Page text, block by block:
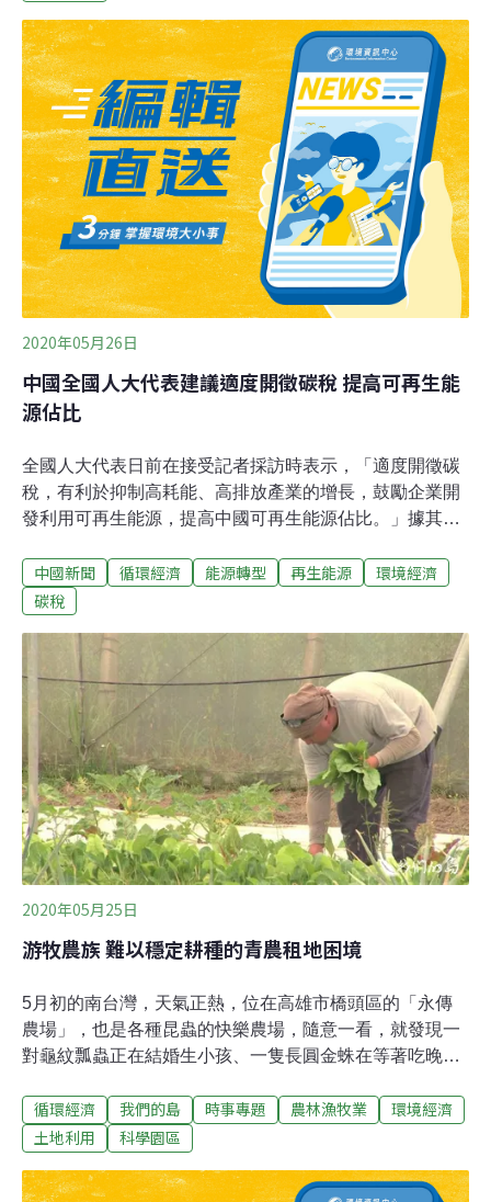
根之後，已經逐漸蔓延全台；而牠的寄主範圍，超過350
種作物。不過呼籲農民不要亂噴藥，並且加強巡查，若在
田裡發現，就趕緊通報，並進行防治。
2020年05月26日
中國全國人大代表建議適度開徵碳稅 提高可再生能
源佔比
全國人大代表日前在接受記者採訪時表示，「適度開徵碳
稅，有利於抑制高耗能、高排放產業的增長，鼓勵企業開
發利用可再生能源，提高中國可再生能源佔比。」據其表
兆台幣），為全球再生能最大投資國，可再生能源裝機規
模也持續擴大，中國風電、太陽能發電裝機均突破2億千
污染物排放和二氧化碳排放強度過大，在這樣的背景下，
建議適度開徵碳稅，提高可再生能源佔比。碳稅採用公平
義務原則，不論排放多少，都必須徵收，是以減少二氧化
碳排放為目的，是對化石燃料按照其碳含量或碳排放量徵
收的一種稅，通過稅收槓桿的調節可以進一步加快降低化
石能源消費比例。目前，全球已經有30多個國家開徵了碳
稅。
中國新聞 循環經濟 能源轉型 再生能源
環境經濟
碳稅
2020年05月25日
游牧農族 難以穩定耕種的青農租地困境
5月初的南台灣，天氣正熱，位在高雄市橋頭區的「永傳
農場」，也是各種昆蟲的快樂農場，隨意一看，就發現一
對龜紋瓢蟲正在結婚生小孩、一隻長圓金蛛在等著吃晚
——林曉佑。他向記者解釋，「我的田區位於中崎有機農
業專區，面積四分，分成兩區，一區是以短期葉菜跟蔥為
年的工程師，林曉佑始終難忘童年的農村生活，一心嚮往
循環經濟 我們的島 時事專題 農林漁牧業
環境經濟
土地利用
科學園區